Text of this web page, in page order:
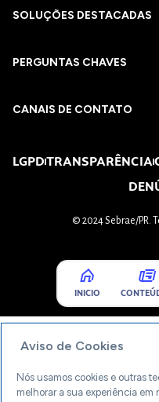
SOLUÇÕES DESTACADAS
PERGUNTAS CHAVES​
CANAIS DE CONTATO
LGPDTRANSPARÊNCIA
© 2024 Sebrae/PR.
INICIO
Aviso de Cookies
Nós usamos cookies e outras
melhorar a sua experiência em